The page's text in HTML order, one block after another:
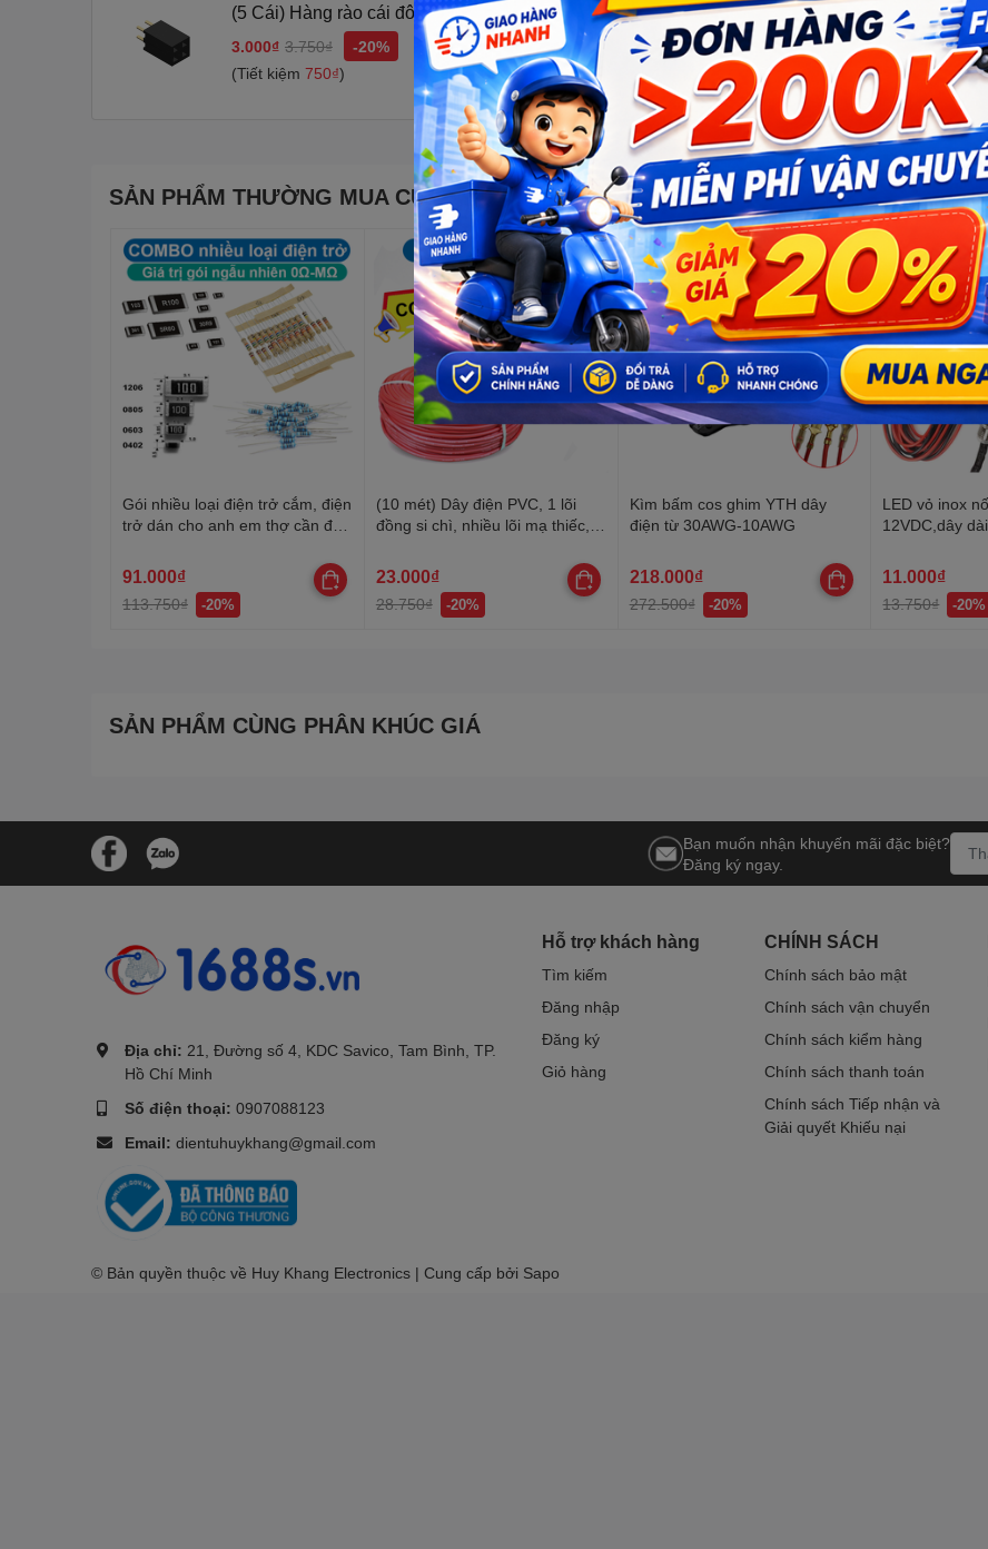
(5 Cái) Hàng rào cái đôi 2.54mm cắm chân đứng cao 8.5mm
3.000₫ 3.750₫
-20%
(Tiết kiệm 750₫)
Số lượng:
SẢN PHẨM THƯỜNG MUA CÙNG
Gói nhiều loại điện trở cắm, điện
trở dán cho anh em thợ cần đủ
91.000₫
113.750₫ -20%
(10 mét) Dây điện PVC, 1 lõi
đồng si chì, nhiều lõi mạ thiếc,
23.000₫
28.750₫ -20%
Kìm bấm cos ghim YTH dây
điện từ 30AWG-10AWG
218.000₫
272.500₫ -20%
LED vỏ inox
12VDC,dây
11.000₫
13.750₫ -20%
SẢN PHẨM CÙNG PHÂN KHÚC GIÁ
Bạn muốn nhận khuyến mãi đặc biệt?
Đăng ký ngay.
Địa chỉ: 21, Đường số 4, KDC Savico, Tam Bình, TP.
Hồ Chí Minh
Số điện thoại: 0907088123
Email: dientuhuykhang@gmail.com
Hỗ trợ khách hàng
Tìm kiếm
Đăng nhập
Đăng ký
Giỏ hàng
CHÍNH SÁCH
Chính sách bảo mật
Chính sách vận chuyển
Chính sách kiểm hàng
Chính sách thanh toán
Chính sách Tiếp nhận và
Giải quyết Khiếu nại
© Bản quyền thuộc về Huy Khang Electronics | Cung cấp bởi Sapo